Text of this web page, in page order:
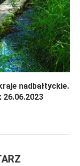
nadbałtyckie.